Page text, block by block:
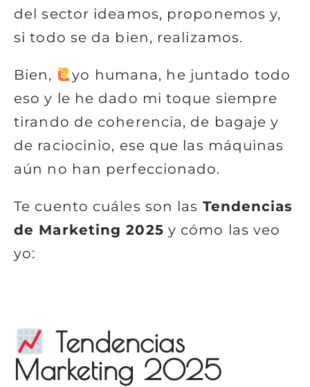
del sector ideamos, proponemos y,
si todo se da bien, realizamos.
Bien,
yo humana, he juntado todo
eso y le he dado mi toque siempre
tirando de coherencia, de bagaje y
de raciocinio, ese que las máquinas
aún no han perfeccionado.
Te cuento cuáles son las Tendencias
de Marketing 2025 y cómo las veo
yo:
Tendencias
Marketing 2025